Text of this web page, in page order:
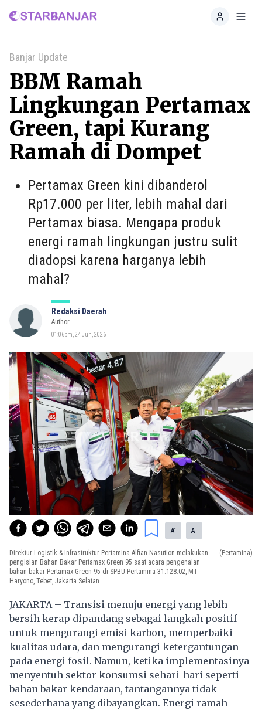
Home
Banjar Update
BBM Ramah
Lingkungan Pertamax
Green, tapi Kurang
Ramah di Dompet
Pertamax Green kini dibanderol
Rp17.000 per liter, lebih mahal dari
Pertamax biasa. Mengapa produk
energi ramah lingkungan justru sulit
diadopsi karena harganya lebih
mahal?
Redaksi Daerah
Author
01:06pm, 24 Jun, 2026
A- A+
Direktur Logistik & Infrastruktur Pertamina Alfian Nasution melakukan
pengisian Bahan Bakar Pertamax Green 95 saat acara pengenalan
bahan bakar Pertamax Green 95 di SPBU Pertamina 31.128.02, MT
Haryono, Tebet, Jakarta Selatan.
(Pertamina)
JAKARTA – Transisi menuju energi yang lebih
bersih kerap dipandang sebagai langkah positif
untuk mengurangi emisi karbon, memperbaiki
kualitas udara, dan mengurangi ketergantungan
pada energi fosil. Namun, ketika implementasinya
menyentuh sektor konsumsi sehari-hari seperti
bahan bakar kendaraan, tantangannya tidak
sesederhana yang dibayangkan. Energi ramah